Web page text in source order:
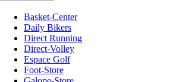
Basket-Center
Daily Bikers
Direct Running
Direct-Volley
Espace Golf
Foot-Store